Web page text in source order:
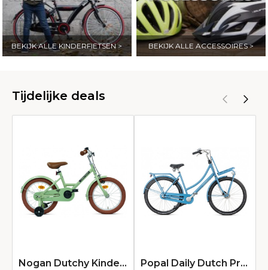
BEKIJK ALLE KINDERFIETSEN > BEKIJK ALLE ACCESSOIRES >
Tijdelijke deals
Nogan Dutchy Kinderfiets 16 Inch Groen Popal Daily Dutch Prestige N3 Transportfiets 28 inch Dames 47cm Göteborg Blauw